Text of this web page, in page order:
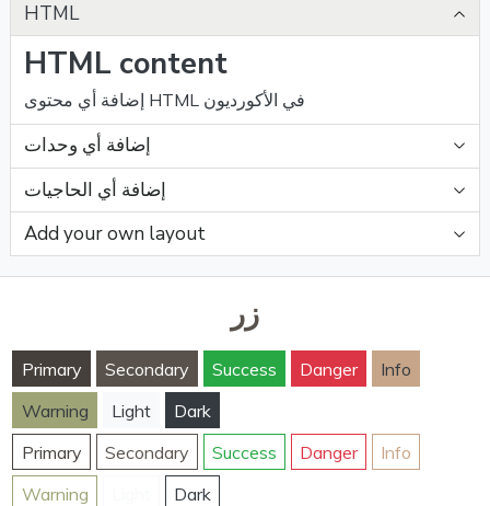
HTML
HTML content
إضافة أي محتوى HTML في الأكورديون
إضافة أي وحدات
إضافة أي الحاجيات
Add your own layout
زر
Primary Secondary Success Danger
Info
Warning
Light
Dark
Primary
Secondary Success Danger
Info
Warning
Dark